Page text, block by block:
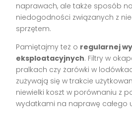
naprawach, ale także sposób
niedogodności związanych z
sprzętem.
Pamiętajmy też o regularnej
eksploatacyjnych. Filtry w
pralkach czy żarówki w
zużywają się w trakcie
niewielki koszt w porównaniu z
wydatkami na naprawę całego